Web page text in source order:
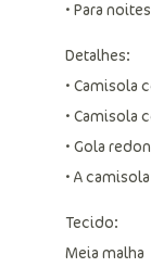
• Para
Detalhes:
• Camisola
• Camisola
• Gola
• A
Tecido:
Meia malha